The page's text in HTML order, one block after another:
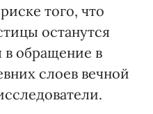
того, что
останутся
в обращение в
слоев вечной